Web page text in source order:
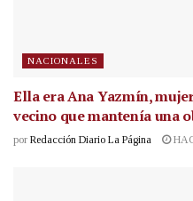
NACIONALES
Ella era Ana Yazmín,
vecino que mantenía una
por Redacción Diario La Página